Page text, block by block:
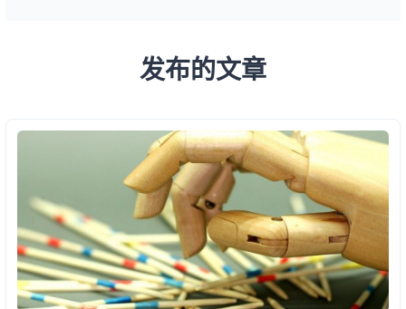
发布的文章